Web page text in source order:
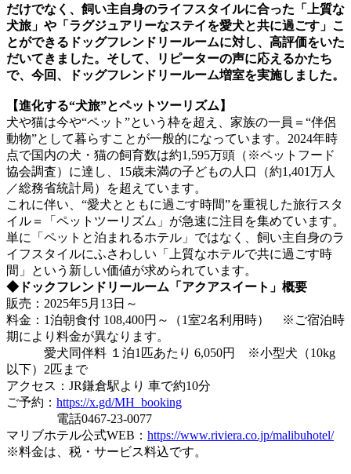
だけでなく、飼い主自身のライフスタイルに合った「上質な
犬旅」や「ラグジュアリーなステイを愛犬と共に過ごす」こ
とができるドッグフレンドリールームに対し、高評価をいた
だいてきました。そして、リピーターの声に応えるかたち
で、今回、ドッグフレンドリールーム増室を実施しました。
【進化する“犬旅”とペットツーリズム】
犬や猫は今や“ペット”という枠を超え、家族の一員＝“伴侶
動物”として暮らすことが一般的になっています。2024年時
点で国内の犬・猫の飼育数は約1,595万頭（※ペットフード
協会調査）に達し、15歳未満の子どもの人口（約1,401万人
／総務省統計局）を超えています。
これに伴い、“愛犬とともに過ごす時間”を重視した旅行スタ
イル＝「ペットツーリズム」が急速に注目を集めています。
単に「ペットと泊まれるホテル」ではなく、飼い主自身のラ
イフスタイルにふさわしい「上質なホテルで共に過ごす時
間」という新しい価値が求められています。
◆ドックフレンドリールーム「アクアスイート」概要
販売：2025年5月13日～
料金：1泊朝食付 108,400円～（1室2名利用時） ※ご宿泊時
期により料金が異なります。
愛犬同伴料 １泊1匹あたり 6,050円 ※小型犬（10kg
以下）2匹まで
アクセス：JR鎌倉駅より 車で約10分
ご予約： https://x.gd/MH_booking
電話0467-23-0077
マリブホテル公式WEB： https://www.riviera.co.jp/malibuhotel/
※料金は、税・サービス料込です。